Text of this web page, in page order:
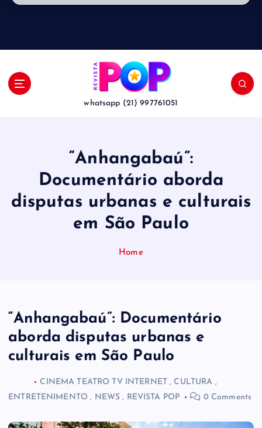
whatsapp (21) 997761051
“Anhangabaú”:
Documentário aborda
disputas urbanas e culturais
em São Paulo
Home
“Anhangabaú”: Documentário
aborda disputas urbanas e
culturais em São Paulo
CINEMA TEATRO TV INTERNET, CULTURA ,
ENTRETENIMENTO , NEWS , REVISTA POP 0 Comments